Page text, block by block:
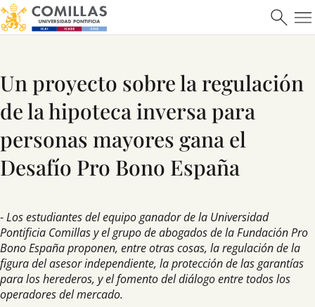
Un proyecto sobre la regulación
de la hipoteca inversa para
personas mayores gana el
Desafío Pro Bono España
-Los estudiantes del equipo ganador de la Universidad
Pontificia Comillas y el grupo de abogados de la Fundación Pro
Bono España proponen, entre otras cosas, la regulación de la
figura del asesor independiente, la protección de las garantías
para los herederos, y el fomento del diálogo entre todos los
operadores del mercado.